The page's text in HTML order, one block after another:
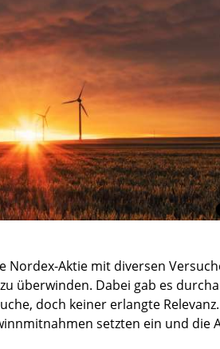
Nordex-Aktie mit diversen
überwinden. Dabei gab es
doch keiner erlangte
setzten ein und die